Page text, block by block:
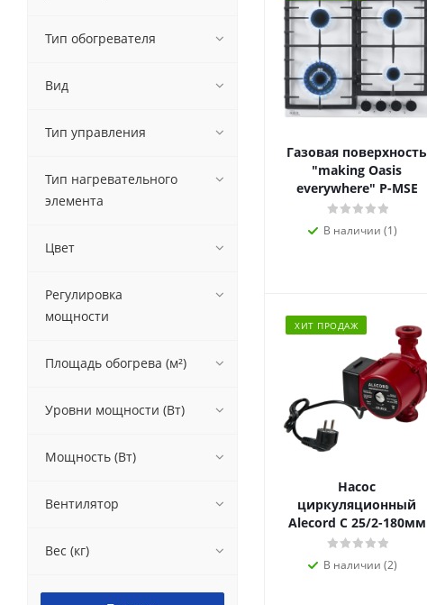
Газовая поверхность
"making Oasis
everywhere" P-MSE
В наличии (1)
ХИТ ПРОДАЖ
Насос
циркуляционный
Alecord C 25/2-180мм
В наличии (2)
Тип обогревателя
Вид
Тип управления
Тип нагревательного
элемента
Цвет
Регулировка
мощности
Площадь обогрева (м²)
Уровни мощности (Вт)
Мощность (Вт)
Вентилятор
Вес (кг)